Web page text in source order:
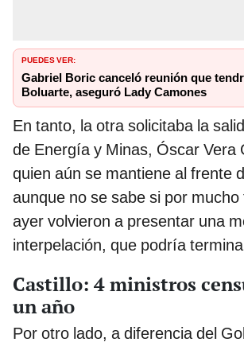
PUEDES VER:
Gabriel Boric canceló reunión que
Boluarte, aseguró Lady Camones
En tanto, la otra solicitaba la
de Energía y Minas, Óscar Vera
quien aún se mantiene al frente
aunque no se sabe si por
ayer volvieron a presentar una
interpelación, que podría
Castillo: 4 ministros
un año
Por otro lado, a diferencia del